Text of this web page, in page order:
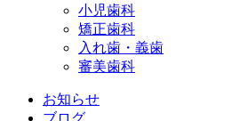
小児歯科
矯正歯科
入れ歯・義歯
審美歯科
お知らせ
ブログ